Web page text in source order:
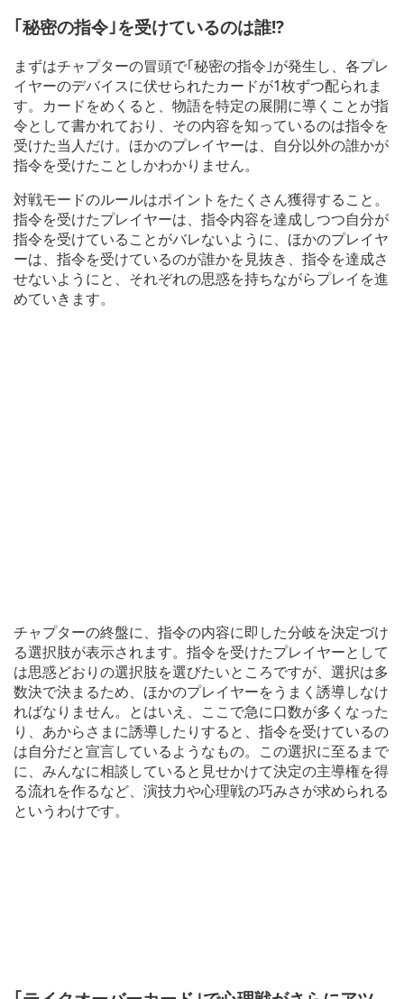
｢秘密の指令｣を受けているのは誰!?
まずはチャプターの冒頭で｢秘密の指令｣が発生し、各プレ
イヤーのデバイスに伏せられたカードが1枚ずつ配られま
す。カードをめくると、物語を特定の展開に導くことが指
令として書かれており、その内容を知っているのは指令を
受けた当人だけ。ほかのプレイヤーは、自分以外の誰かが
指令を受けたことしかわかりません。
対戦モードのルールはポイントをたくさん獲得すること。
指令を受けたプレイヤーは、指令内容を達成しつつ自分が
指令を受けていることがバレないように、ほかのプレイヤ
ーは、指令を受けているのが誰かを見抜き、指令を達成さ
せないようにと、それぞれの思惑を持ちながらプレイを進
めていきます。
チャプターの終盤に、指令の内容に即した分岐を決定づけ
る選択肢が表示されます。指令を受けたプレイヤーとして
は思惑どおりの選択肢を選びたいところですが、選択は多
数決で決まるため、ほかのプレイヤーをうまく誘導しなけ
ればなりません。とはいえ、ここで急に口数が多くなった
り、あからさまに誘導したりすると、指令を受けているの
は自分だと宣言しているようなもの。この選択に至るまで
に、みんなに相談していると見せかけて決定の主導権を得
る流れを作るなど、演技力や心理戦の巧みさが求められる
というわけです。